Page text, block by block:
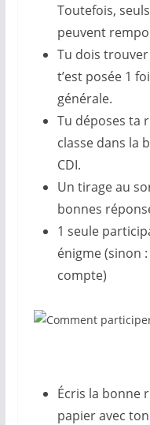
Toutefois,
peuvent
Tu dois trouver
t’est posée 1
générale.
Tu déposes ta
classe dans la
CDI.
Un tirage au
bonnes
1 seule
énigme (sinon
compte)
Écris la bonne
papier avec